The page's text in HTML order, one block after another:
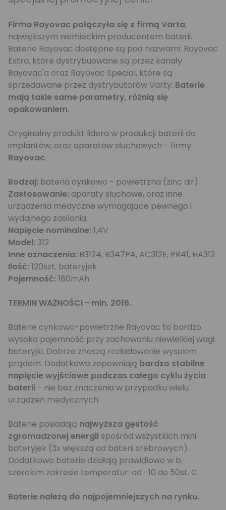
Firma Rayovac połączyła się z firmą Varta,
największym niemieckim producentem baterii.
Baterie Rayovac dostępne są pod nazwami: Rayovac
Extra, które dystrybuowane są przez kanały
Rayovac'a oraz Rayovac Special, które są
sprzedawane przez dystrybutorów Varty. Baterie
mają takie same parametry, różnią się
opakowaniem.
Oryginalny produkt lidera w produkcji baterii do
implantów, oraz aparatów słuchowych - firmy
Rayovac.
Rodzaj: bateria cynkowo - powietrzna (zinc air)
Zastosowanie: aparaty słuchowe, oraz inne
urządzenia medyczne wymagające pewnego i
wydajnego zasilania.
Napięcie nominalne: 1,4V
Model: 312
Inne oznaczenia: B3124, B347PA, AC312E, PR41, HA312
Ilość: 120szt. bateryjek
Pojemność: 180mAh
TERMIN WAŻNOŚCI - min. 2016.
Baterie cynkowo-powietrzne Rayovac to bardzo
wysoka pojemność przy zachowaniu niewielkiej wagi
bateryjki. Dobrze znoszą rozładowanie wysokim
prądem. Dodatkowo zepewniają bardzo stabilne
napięcie wyjściowe podczas całego cyklu życia
baterii - nie bez znaczenia w przypadku wielu
urządzeń medycznych.
Baterie posiadają najwyższa gęstość
zgromadzonej energii spośród wszystkich mini
bateryjek (3x większą od baterii srebrowych).
Dodatkowo baterie działają prawidłowo w b.
szerokim zakresie temperatur: od -10 do 50st. C.
Baterie należą do najpojemniejszych na rynku.